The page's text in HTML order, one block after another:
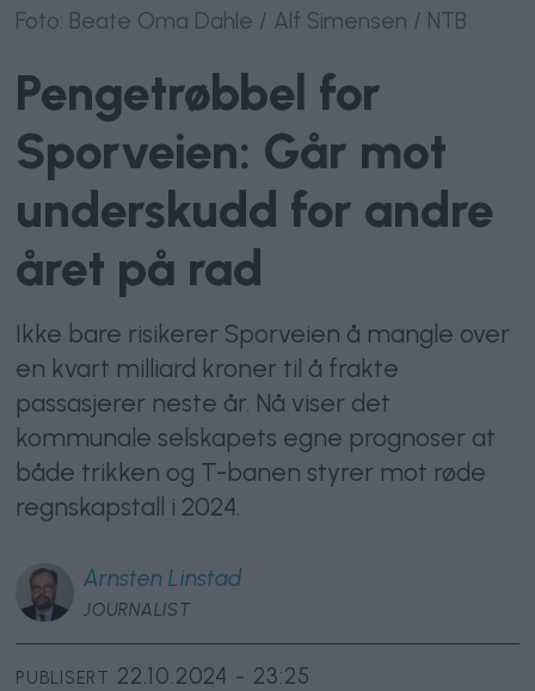
Foto: Beate Oma Dahle / Alf Simensen / NTB
Pengetrøbbel for
Sporveien: Går mot
underskudd for andre
året på rad
Ikke bare risikerer Sporveien å mangle over
en kvart milliard kroner til å frakte
passasjerer neste år. Nå viser det
kommunale selskapets egne prognoser at
både trikken og T-banen styrer mot røde
regnskapstall i 2024.
Arnsten Linstad
JOURNALIST
PUBLISERT 22.10.2024 - 23:25